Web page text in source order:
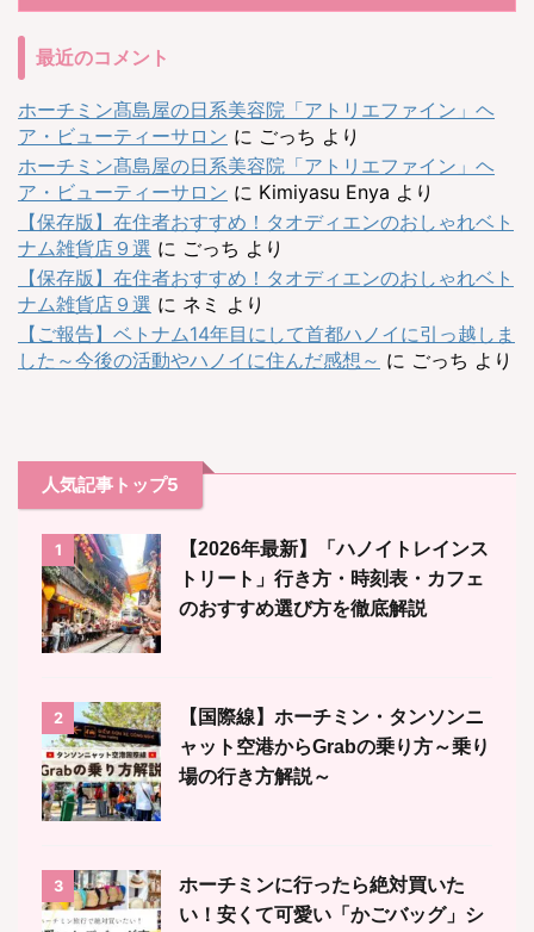
最近のコメント
ホーチミン髙島屋の日系美容院「アトリエファイン」ヘ
ア・ビューティーサロン に ごっち より
ホーチミン髙島屋の日系美容院「アトリエファイン」ヘ
ア・ビューティーサロン に Kimiyasu Enya より
【保存版】在住者おすすめ！タオディエンのおしゃれベト
ナム雑貨店９選 に ごっち より
【保存版】在住者おすすめ！タオディエンのおしゃれベト
ナム雑貨店９選 に ネミ より
【ご報告】ベトナム14年目にして首都ハノイに引っ越しま
した～今後の活動やハノイに住んだ感想～ に ごっち より
人気記事トップ5
1
【2026年最新】「ハノイトレインス
トリート」行き方・時刻表・カフェ
のおすすめ選び方を徹底解説
2
【国際線】ホーチミン・タンソンニ
ャット空港からGrabの乗り方～乗り
場の行き方解説～
3
ホーチミンに行ったら絶対買いた
い！安くて可愛い「かごバッグ」シ